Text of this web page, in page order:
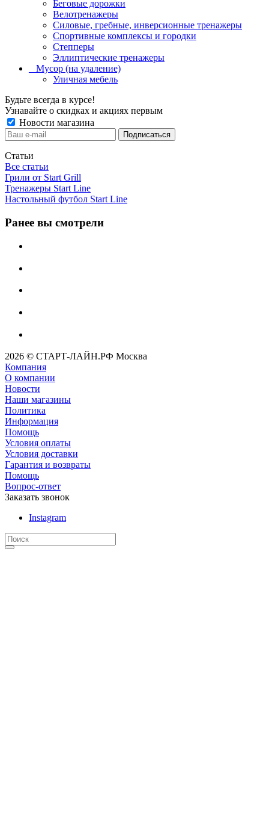
Беговые дорожки
Велотренажеры
Силовые, гребные, инверсионные тренажеры
Спортивные комплексы и городки
Степперы
Эллиптические тренажеры
_ Мусор (на удаление)
Уличная мебель
Будьте всегда в курсе!
Узнавайте о скидках и акциях первым
Новости магазина
Статьи
Все статьи
Грили от Start Grill
Тренажеры Start Line
Настольный футбол Start Line
Ранее вы смотрели
2026 © СТАРТ-ЛАЙН.РФ Москва
Компания
О компании
Новости
Наши магазины
Политика
Информация
Помощь
Условия оплаты
Условия доставки
Гарантия и возвраты
Помощь
Вопрос-ответ
Заказать звонок
Instagram